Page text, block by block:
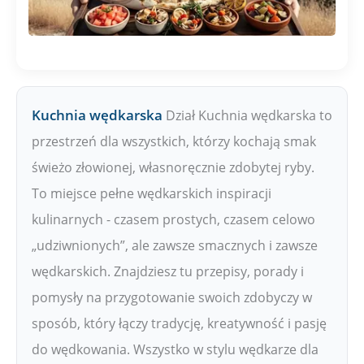
Kuchnia wędkarska Dział Kuchnia wędkarska to
przestrzeń dla wszystkich, którzy kochają smak
świeżo złowionej, własnoręcznie zdobytej ryby.
To miejsce pełne wędkarskich inspiracji
kulinarnych - czasem prostych, czasem celowo
„udziwnionych”, ale zawsze smacznych i zawsze
wędkarskich. Znajdziesz tu przepisy, porady i
pomysły na przygotowanie swoich zdobyczy w
sposób, który łączy tradycję, kreatywność i pasję
do wędkowania. Wszystko w stylu wędkarze dla